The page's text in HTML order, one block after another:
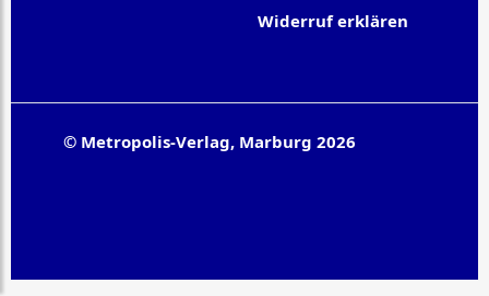
Widerruf erklären
© Metropolis-Verlag, Marburg 2026